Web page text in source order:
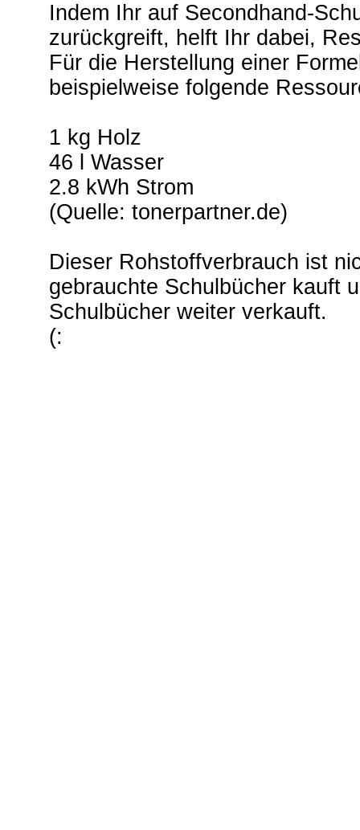
Indem Ihr auf Secondhand-
zurückgreift, helft Ihr dabei,
Für die Herstellung einer
beispielweise folgende
1 kg Holz
46 l Wasser
2.8 kWh Strom
(Quelle: tonerpartner.de)
Dieser Rohstoffverbrauch ist
gebrauchte Schulbücher kauft
Schulbücher weiter verkauft.
(: